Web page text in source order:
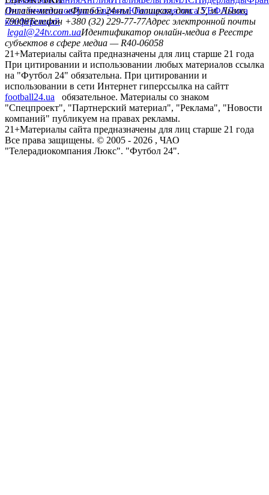
Лига чемпионовЛига ЕвропыЮношеская лига УЕФАЛига
конференций
Онлайн-медиа «Футбол 24»пл. Галицкая, дом. 15, м. Львов,
79008Телефон +380 (32) 229-77-77Адрес электронной почты
legal@24tv.com.uaИдентификатор онлайн-медиа в Реестре
субъектов в сфере медиа — R40-06058
21+Материалы сайта предназначены для лиц старше 21 года
При цитировании и использовании любых материалов ссылка
на "Футбол 24" обязательна. При цитировании и
использовании в сети Интернет гиперссылка на сайтт
football24.ua
обязательное. Материалы со знаком
"Спецпроект", "Партнерский материал", "Реклама", "Новости
компаний" публикуем на правах рекламы.
21+Материалы сайта предназначены для лиц старше 21 года
Все права защищены. © 2005 - 2026 , ЧАО
"Телерадиокомпания Люкс". "Футбол 24".